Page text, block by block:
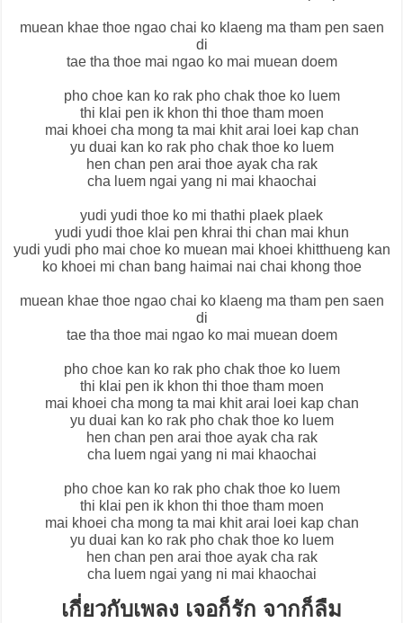
muean khae thoe ngao chai ko klaeng ma tham pen saen
di
tae tha thoe mai ngao ko mai muean doem
pho choe kan ko rak pho chak thoe ko luem
thi klai pen ik khon thi thoe tham moen
mai khoei cha mong ta mai khit arai loei kap chan
yu duai kan ko rak pho chak thoe ko luem
hen chan pen arai thoe ayak cha rak
cha luem ngai yang ni mai khaochai
yudi yudi thoe ko mi thathi plaek plaek
yudi yudi thoe klai pen khrai thi chan mai khun
yudi yudi pho mai choe ko muean mai khoei khitthueng kan
ko khoei mi chan bang haimai nai chai khong thoe
muean khae thoe ngao chai ko klaeng ma tham pen saen
di
tae tha thoe mai ngao ko mai muean doem
pho choe kan ko rak pho chak thoe ko luem
thi klai pen ik khon thi thoe tham moen
mai khoei cha mong ta mai khit arai loei kap chan
yu duai kan ko rak pho chak thoe ko luem
hen chan pen arai thoe ayak cha rak
cha luem ngai yang ni mai khaochai
pho choe kan ko rak pho chak thoe ko luem
thi klai pen ik khon thi thoe tham moen
mai khoei cha mong ta mai khit arai loei kap chan
yu duai kan ko rak pho chak thoe ko luem
hen chan pen arai thoe ayak cha rak
cha luem ngai yang ni mai khaochai
เกี่ยวกับเพลง เจอก็รัก จากก็ลืม